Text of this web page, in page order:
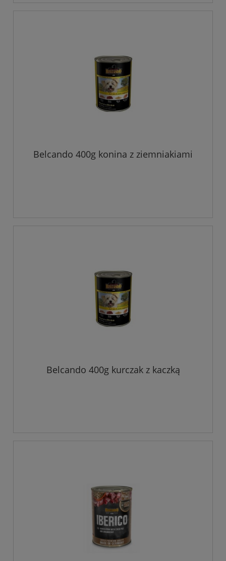
Belcando 400g konina z ziemniakiami
Belcando 400g kurczak z kaczką